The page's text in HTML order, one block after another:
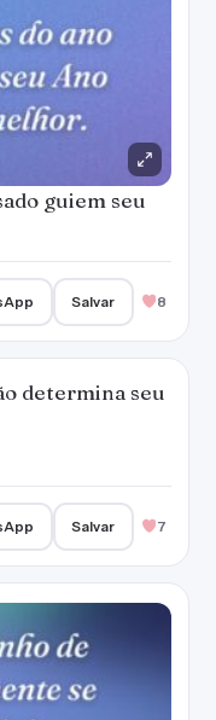
guiem seu
Salvar 8
determina seu
Salvar 7